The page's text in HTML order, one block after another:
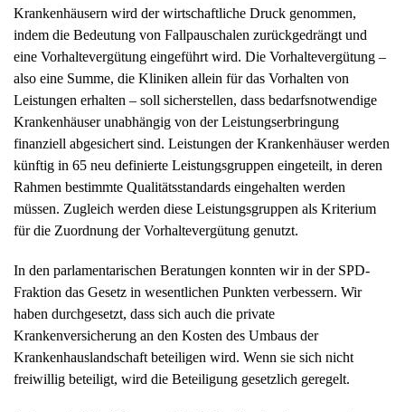
Krankenhäusern wird der wirtschaftliche Druck genommen,
indem die Bedeutung von Fallpauschalen zurückgedrängt und
eine Vorhaltevergütung eingeführt wird. Die Vorhaltevergütung –
also eine Summe, die Kliniken allein für das Vorhalten von
Leistungen erhalten – soll sicherstellen, dass bedarfsnotwendige
Krankenhäuser unabhängig von der Leistungserbringung
finanziell abgesichert sind. Leistungen der Krankenhäuser werden
künftig in 65 neu definierte Leistungsgruppen eingeteilt, in deren
Rahmen bestimmte Qualitätsstandards eingehalten werden
müssen. Zugleich werden diese Leistungsgruppen als Kriterium
für die Zuordnung der Vorhaltevergütung genutzt.
In den parlamentarischen Beratungen konnten wir in der SPD-
Fraktion das Gesetz in wesentlichen Punkten verbessern. Wir
haben durchgesetzt, dass sich auch die private
Krankenversicherung an den Kosten des Umbaus der
Krankenhauslandschaft beteiligen wird. Wenn sie sich nicht
freiwillig beteiligt, wird die Beteiligung gesetzlich geregelt.